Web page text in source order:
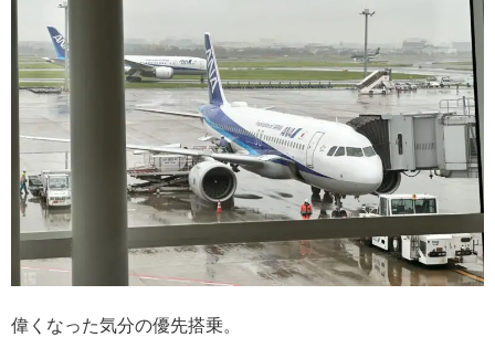
偉くなった気分の優先搭乗。